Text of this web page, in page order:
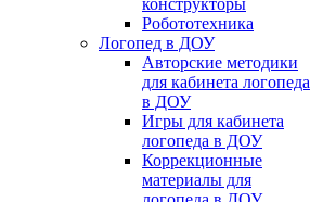
конструкторы
Робототехника
Логопед в ДОУ
Авторские методики
для кабинета логопеда
в ДОУ
Игры для кабинета
логопеда в ДОУ
Коррекционные
материалы для